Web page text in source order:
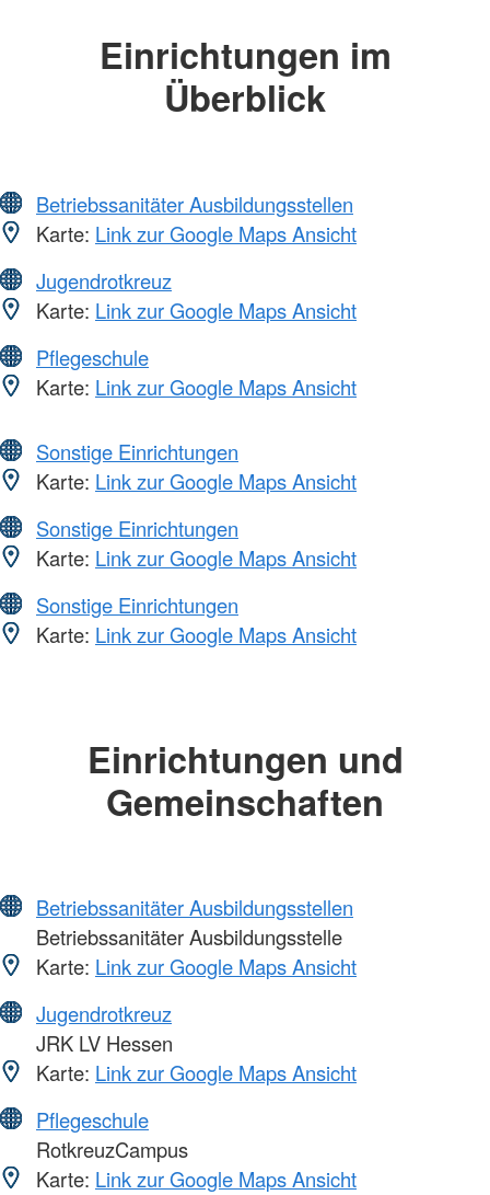
Einrichtungen im
Überblick
Betriebssanitäter Ausbildungsstellen
Karte: Link zur Google Maps Ansicht
Jugendrotkreuz
Karte: Link zur Google Maps Ansicht
Pflegeschule
Karte: Link zur Google Maps Ansicht
Sonstige Einrichtungen
Karte: Link zur Google Maps Ansicht
Sonstige Einrichtungen
Karte: Link zur Google Maps Ansicht
Sonstige Einrichtungen
Karte: Link zur Google Maps Ansicht
Einrichtungen und
Gemeinschaften
Betriebssanitäter Ausbildungsstellen
Betriebssanitäter Ausbildungsstelle
Karte: Link zur Google Maps Ansicht
Jugendrotkreuz
JRK LV Hessen
Karte: Link zur Google Maps Ansicht
Pflegeschule
RotkreuzCampus
Karte: Link zur Google Maps Ansicht